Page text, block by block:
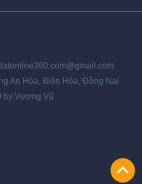
An Hòa, Biên Hòa, Đồng Nai
by Vương Vũ